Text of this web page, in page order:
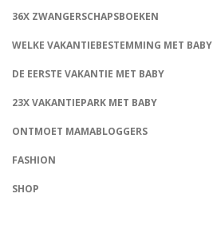
36X ZWANGERSCHAPSBOEKEN
WELKE VAKANTIEBESTEMMING MET BABY
DE EERSTE VAKANTIE MET BABY
23X VAKANTIEPARK MET BABY
ONTMOET MAMABLOGGERS
FASHION
SHOP